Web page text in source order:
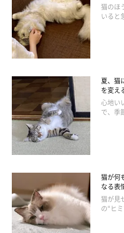
猫に話しかけられ
猫のほ
いると
夏、猫
を変え
心地い
で、季
猫が何
なる表
猫が見
の“ヒ